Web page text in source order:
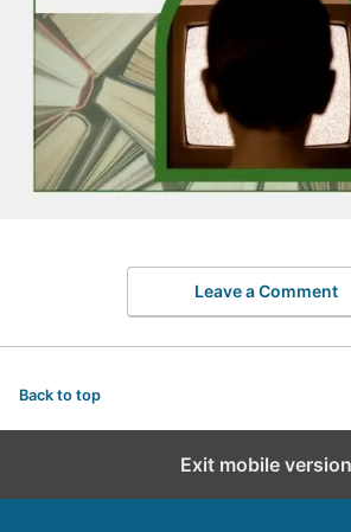
Leave a Comment
Back to top
Exit mobile version